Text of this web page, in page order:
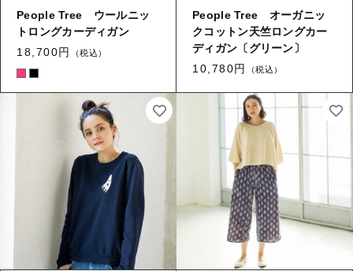
People Tree ウールニッ
トロングカーディガン
18,700円
（税込）
People Tree オーガニッ
クコットン天竺ロングカー
ディガン〔グリーン〕
10,780円
（税込）
サステナブル歯ブラシ・歯磨き粉
洗剤・食器用石鹸
タオル/ハンカチ
国産［奥会津］かごバッグ
カトラリー/食器
ソーラーランタン（クリーンエネルギー）
ファッション
布ナプキン
雑貨
タオル/ハンカチ
国産［奥会津］かごバッグ
カトラリー/食器
ソーラーランタン（クリーンエネルギー）
ファッション
価格帯
その他
在庫あり セール